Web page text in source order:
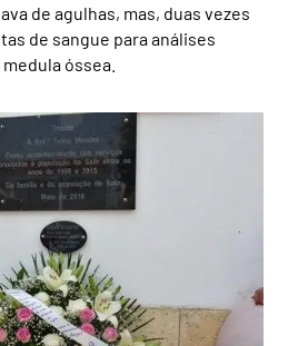
de agulhas, mas, duas vezes
de sangue para análises
óssea.